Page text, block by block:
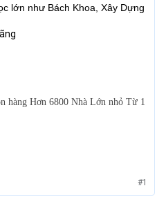
lớn như Bách Khoa, Xây Dựng
hàng Hơn 6800 Nhà Lớn nhỏ Từ 1
#1